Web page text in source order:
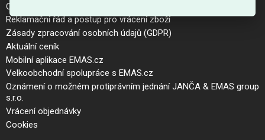
Obchodní podmínky internetového obchodu EMAS.cz
Reklamační řád a postup pro vrácení zboží
Zásady zpracování osobních údajů (GDPR)
Aktuální ceník
Mobilní aplikace EMAS.cz
Velkoobchodní spolupráce s EMAS.cz
Oznámení o možném protiprávním jednání JANČA & EMAS group
s.r.o.
Vrácení objednávky
Cookies